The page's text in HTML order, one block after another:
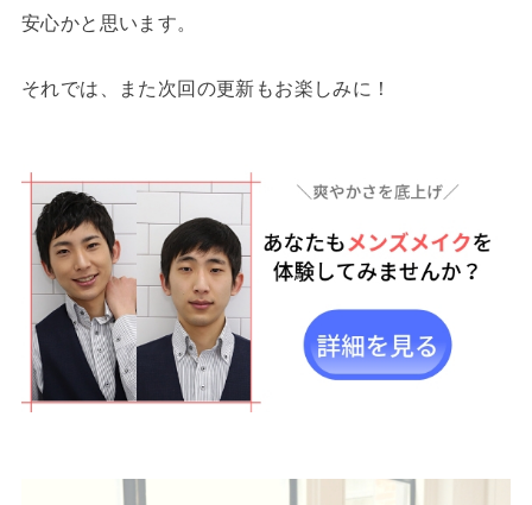
安心かと思います。
それでは、また次回の更新もお楽しみに！